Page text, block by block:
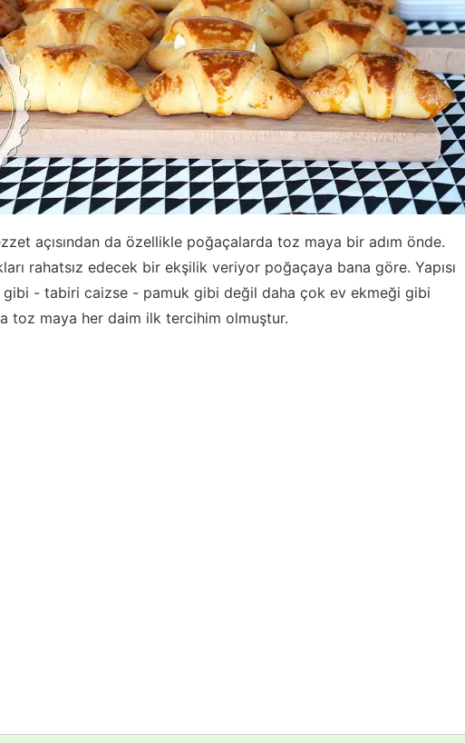
açısından da özellikle poğaçalarda toz maya bir adım önde.
rahatsız edecek bir ekşilik veriyor poğaçaya bana göre. Yapısı
gibi - tabiri caizse - pamuk gibi değil daha çok ev ekmeği gibi
toz maya her daim ilk tercihim olmuştur.